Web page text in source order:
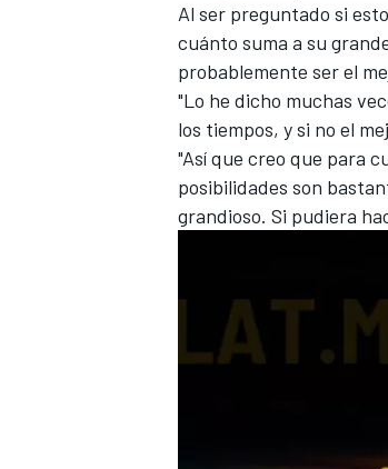
Al ser preguntado si
cuánto suma a su
probablemente ser el
"Lo he dicho muchas
los tiempos, y si no el
"Así que creo que para
posibilidades son
grandioso. Si pudiera